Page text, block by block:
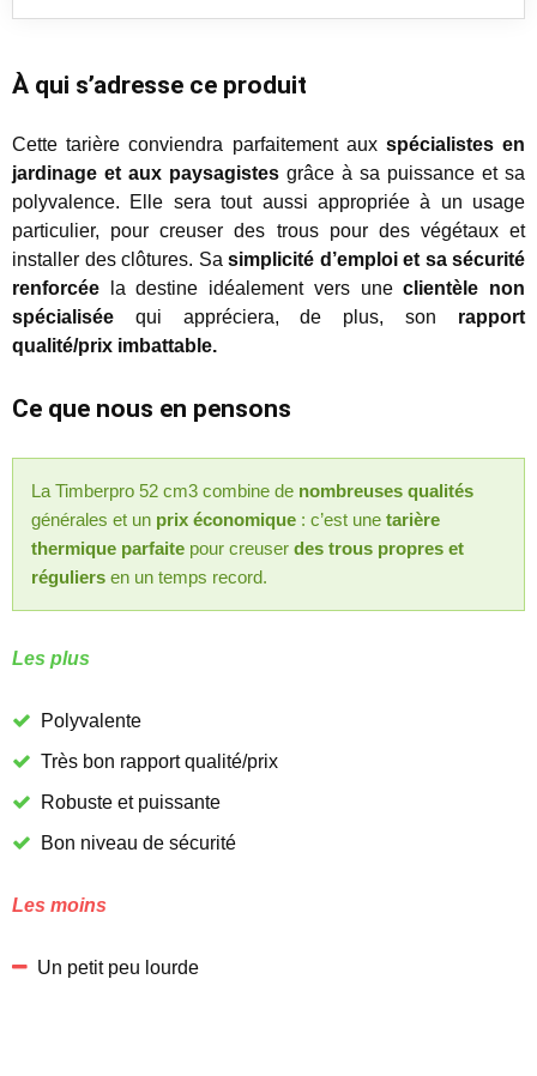
À qui s’adresse ce produit
Cette tarière conviendra parfaitement aux spécialistes en
jardinage et aux paysagistes grâce à sa puissance et sa
polyvalence. Elle sera tout aussi appropriée à un usage
particulier, pour creuser des trous pour des végétaux et
installer des clôtures. Sa simplicité d’emploi et sa sécurité
renforcée la destine idéalement vers uneclientèle non
spécialisée qui appréciera, de plus, son rapport
qualité/prix imbattable.
Ce que nous en pensons
La Timberpro 52 cm3 combine de nombreuses qualités
générales et un prix économique : c’est une tarière
thermique parfaite pour creuser des trous propres et
réguliers en un temps record.
Les plus
Polyvalente
Très bon rapport qualité/prix
Robuste et puissante
Bon niveau de sécurité
Les moins
Un petit peu lourde